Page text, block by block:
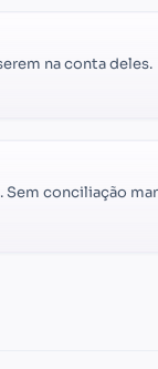
na conta deles.
conciliação